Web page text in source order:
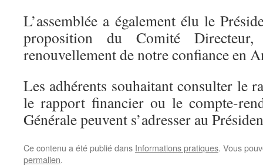
L’assemblée a également élu le
proposition du Comité
renouvellement de notre confiance en
Les adhérents souhaitant consulter le
le rapport financier ou le compte-
Générale peuvent s’adresser au
Ce contenu a été publié dans Informations pratiques. Vous
permalien.